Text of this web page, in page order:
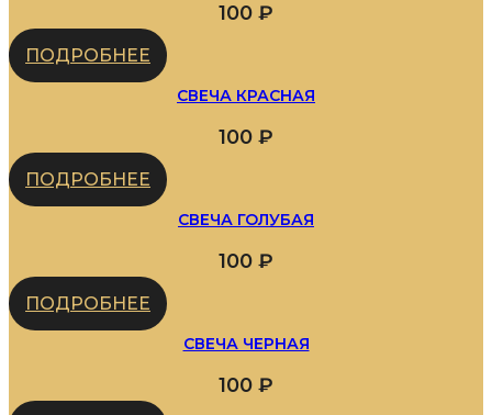
100 ₽
ПОДРОБНЕЕ
СВЕЧА КРАСНАЯ
100 ₽
ПОДРОБНЕЕ
СВЕЧА ГОЛУБАЯ
100 ₽
ПОДРОБНЕЕ
СВЕЧА ЧЕРНАЯ
100 ₽